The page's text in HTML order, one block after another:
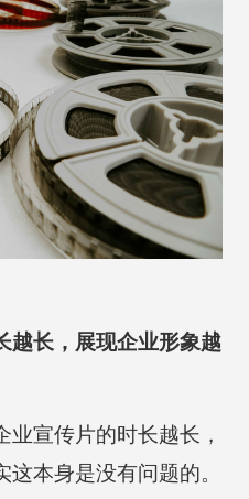
越长，展现企业形象越
宣传片的时长越长，
本身是没有问题的。